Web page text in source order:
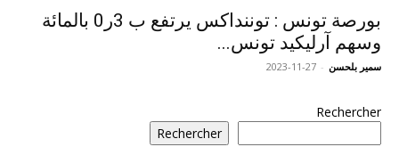
بورصة تونس : توننداكس يرتفع ب 3ر0 بالمائة
وسهم آرليكيد تونس...
سمير بلحسن -
2023-11-27
Rechercher
Rechercher